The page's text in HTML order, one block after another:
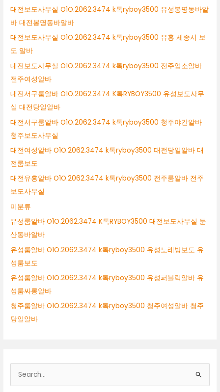
대전보도사무실 O1O.2062.3474 k톡ryboy3500 유성봉명동바알
바 대전봉명동바알바
대전보도사무실 O1O.2062.3474 k톡ryboy3500 유흥 세종시 보
도 알바
대전보도사무실 O1O.2062.3474 k톡ryboy3500 전주업소알바
전주여성알바
대전서구룸알바 O1O.2062.3474 K톡RYBOY3500 유성보도사무
실 대전당일알바
대전서구룸알바 O1O.2062.3474 k톡ryboy3500 청주야간알바
청주보도사무실
대전여성알바 O1O.2062.3474 k톡ryboy3500 대전당일알바 대
전룸보도
대전유흥알바 O1O.2062.3474 k톡ryboy3500 전주룸알바 전주
보도사무실
미분류
유성룸알바 O1O.2062.3474 K톡RYBOY3500 대전보도사무실 둔
산동바알바
유성룸알바 O1O.2062.3474 k톡ryboy3500 유성노래방보도 유
성룸보도
유성룸알바 O1O.2062.3474 k톡ryboy3500 유성퍼블릭알바 유
성룸싸롱알바
청주룸알바 O1O.2062.3474 k톡ryboy3500 청주여성알바 청주
당일알바
색